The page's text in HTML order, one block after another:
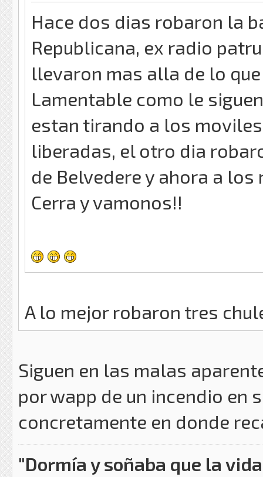
Hace dos dias robaron la
Republicana, ex radio
llevaron mas alla de lo
Lamentable como le
estan tirando a los
liberadas, el otro dia
de Belvedere y ahora a
Cerra y vamonos!!
A lo mejor robaron tres
Siguen en las malas
por wapp de un incendio en
concretamente en donde
"Dormía y soñaba que la